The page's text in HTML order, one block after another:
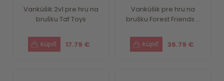
Vankúšik 2v1 pre hru na
brušku Taf Toys
17.79 €
Vankúšik pre hru na
brušku Forest Friends ...
36.79 €